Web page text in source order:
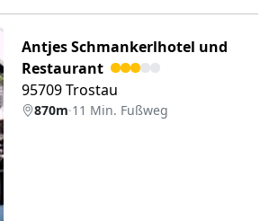
Antjes Schmankerlhotel und
Restaurant
95709 Trostau
870m·11 Min. Fußweg